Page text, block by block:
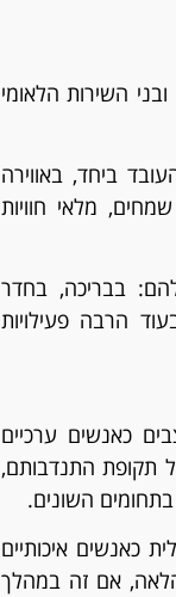
מקרב בנות ובני השירות הלאומי
ביחד, באווירה
מלאי חוויות
בבריכה, בחדר
הרבה פעילויות
כאנשים ערכיים
תקופת התנדבותם,
השונים.
כאנשים איכותיים
אם זה במהלך